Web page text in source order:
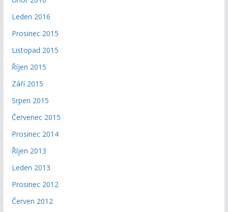
Leden 2016
Prosinec 2015
Listopad 2015
Říjen 2015
Září 2015
Srpen 2015
Červenec 2015
Prosinec 2014
Říjen 2013
Leden 2013
Prosinec 2012
Červen 2012